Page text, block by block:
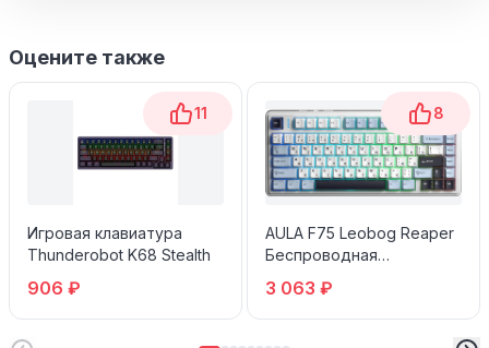
Оцените также
11
Игровая клавиатура
Thunderobot K68 Stealth
906 ₽
8
AULA F75 Leobog Reaper
Беспроводная
клавиатура
3 063 ₽